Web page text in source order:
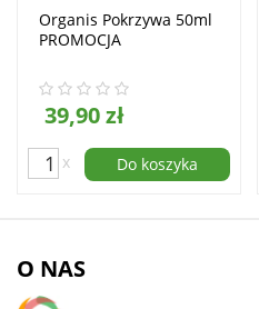
Organis Pokrzywa 50ml
PROMOCJA
39,90 zł
x Do koszyka
O NAS